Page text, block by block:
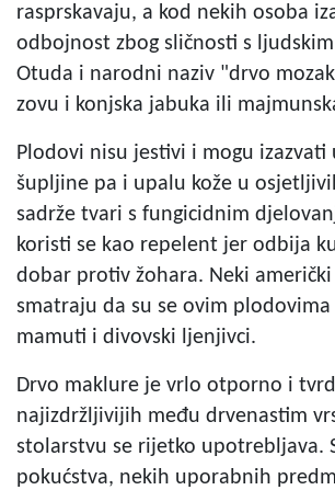
rasprskavaju, a kod nekih osoba
odbojnost zbog sličnosti s
Otuda i narodni naziv "drvo
zovu i konjska jabuka ili
Plodovi nisu jestivi i mogu izazvati
šupljine pa i upalu kože u
sadrže tvari s fungicidnim
koristi se kao repelent jer odbija
dobar protiv žohara. Neki
smatraju da su se ovim
mamuti i divovski ljenjivci.
Drvo maklure je vrlo otporno i
najizdržljivijih među drvenastim
stolarstvu se rijetko upotrebljava.
pokućstva, nekih uporabnih